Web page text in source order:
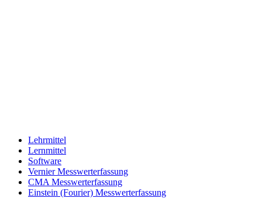
Lehrmittel
Lernmittel
Software
Vernier Messwerterfassung
CMA Messwerterfassung
Einstein (Fourier) Messwerterfassung